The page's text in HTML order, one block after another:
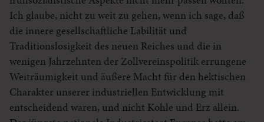
Ich glaube, nicht zu weit zu gehen, wenn ich sage, daß
die innere gesellschaftliche Labilität und
Traditionslosigkeit des neuen Reiches und die in
wenigen Jahrzehnten der Zollvereinspolitik errungene
Weiträumigkeit und äußere Macht für den hektischen
Charakter unserer industriellen Entwicklung mit
entscheidend waren, und nicht Kohle und Erz allein.